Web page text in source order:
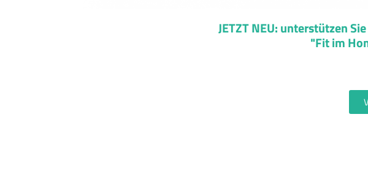
JETZT NEU: unterstützen
"Fit im